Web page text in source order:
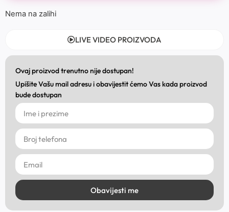
Nema na zalihi
LIVE VIDEO PROIZVODA
Ovaj proizvod trenutno nije dostupan!
Upišite Vašu mail adresu i obavijestit ćemo Vas kada proizvod
bude dostupan
Obavijesti me